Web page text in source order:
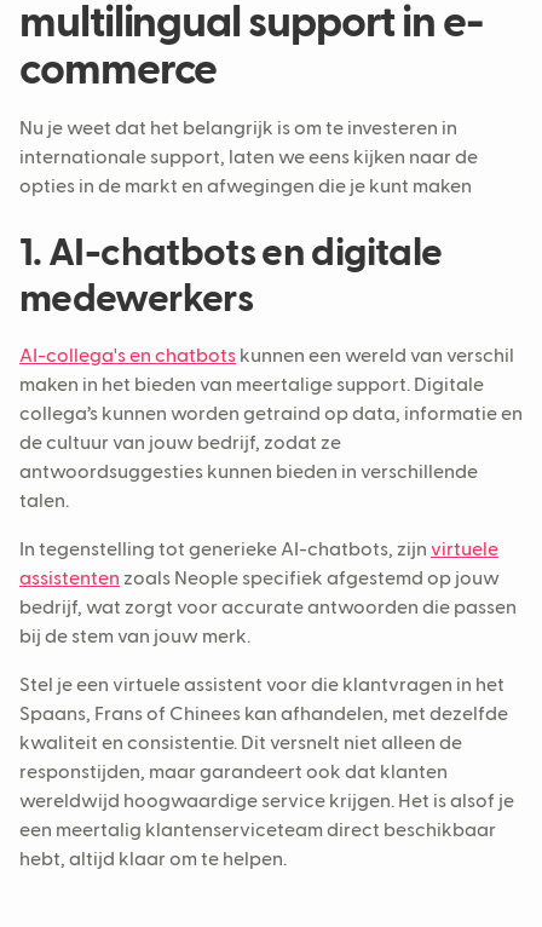
multilingual support in e-
commerce
Nu je weet dat het belangrijk is om te investeren in
internationale support, laten we eens kijken naar de
opties in de markt en afwegingen die je kunt maken
1. AI-chatbots en digitale
medewerkers
AI-collega's en chatbots kunnen een wereld van verschil
maken in het bieden van meertalige support. Digitale
collega’s kunnen worden getraind op data, informatie en
de cultuur van jouw bedrijf, zodat ze
antwoordsuggesties kunnen bieden in verschillende
talen.
In tegenstelling tot generieke AI-chatbots, zijn virtuele
assistenten zoals Neople specifiek afgestemd op jouw
bedrijf, wat zorgt voor accurate antwoorden die passen
bij de stem van jouw merk.
Stel je een virtuele assistent voor die klantvragen in het
Spaans, Frans of Chinees kan afhandelen, met dezelfde
kwaliteit en consistentie. Dit versnelt niet alleen de
responstijden, maar garandeert ook dat klanten
wereldwijd hoogwaardige service krijgen. Het is alsof je
een meertalig klantenserviceteam direct beschikbaar
hebt, altijd klaar om te helpen.